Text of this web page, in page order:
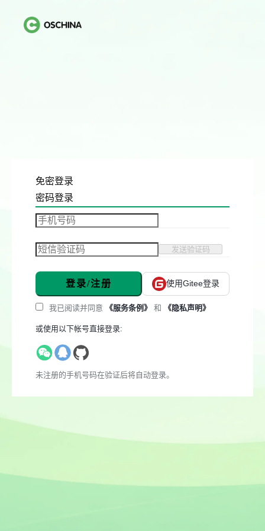
免密登录
密码登录
发送验证码
登录/注册 使用Gitee登录
我已阅读并同意 《服务条例》 和 《隐私声明》
或使用以下帐号直接登录:
未注册的手机号码在验证后将自动登录。